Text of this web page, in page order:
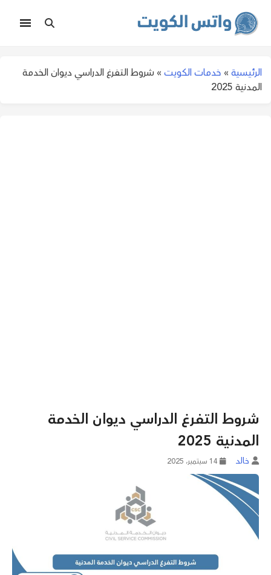
الرئيسية » خدمات الكويت » شروط التفرغ الدراسي ديوان الخدمة
المدنية 2025
شروط التفرغ الدراسي ديوان الخدمة
المدنية 2025
خالد